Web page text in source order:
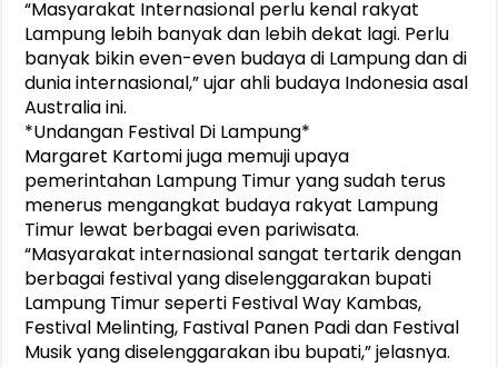
“Masyarakat Internasional perlu kenal rakyat
Lampung lebih banyak dan lebih dekat lagi. Perlu
banyak bikin even-even budaya di Lampung dan di
dunia internasional,” ujar ahli budaya Indonesia asal
Australia ini.
*Undangan Festival Di Lampung*
Margaret Kartomi juga memuji upaya
pemerintahan Lampung Timur yang sudah terus
menerus mengangkat budaya rakyat Lampung
Timur lewat berbagai even pariwisata.
“Masyarakat internasional sangat tertarik dengan
berbagai festival yang diselenggarakan bupati
Lampung Timur seperti Festival Way Kambas,
Festival Melinting, Fastival Panen Padi dan Festival
Musik yang diselenggarakan ibu bupati,” jelasnya.